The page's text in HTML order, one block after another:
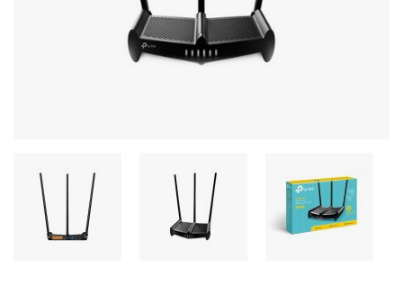
Сетевое оборудование
Системы охлаждения
Компьютеры Fujitsu
Комплектующие ПК